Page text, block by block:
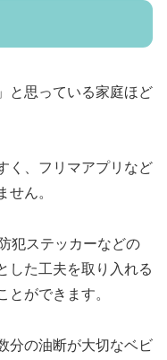
と思っている家庭ほど
く、フリマアプリなど
せん。
犯ステッカーなどの
した工夫を取り入れる
とができます。
分の油断が大切なベビ